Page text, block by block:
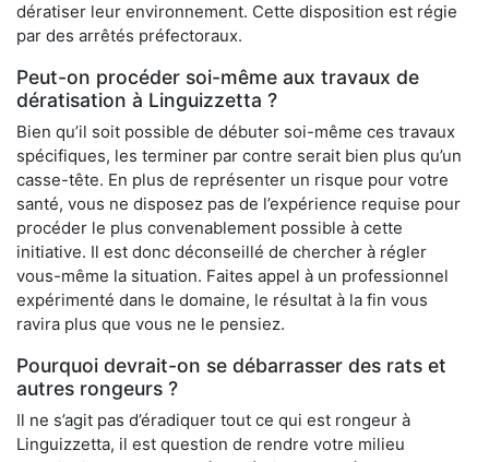
dératiser leur environnement. Cette disposition est régie
par des arrêtés préfectoraux.
Peut-on procéder soi-même aux travaux de
dératisation à Linguizzetta ?
Bien qu’il soit possible de débuter soi-même ces travaux
spécifiques, les terminer par contre serait bien plus qu’un
casse-tête. En plus de représenter un risque pour votre
santé, vous ne disposez pas de l’expérience requise pour
procéder le plus convenablement possible à cette
initiative. Il est donc déconseillé de chercher à régler
vous-même la situation. Faites appel à un professionnel
expérimenté dans le domaine, le résultat à la fin vous
ravira plus que vous ne le pensiez.
Pourquoi devrait-on se débarrasser des rats et
autres rongeurs ?
Il ne s’agit pas d’éradiquer tout ce qui est rongeur à
Linguizzetta, il est question de rendre votre milieu